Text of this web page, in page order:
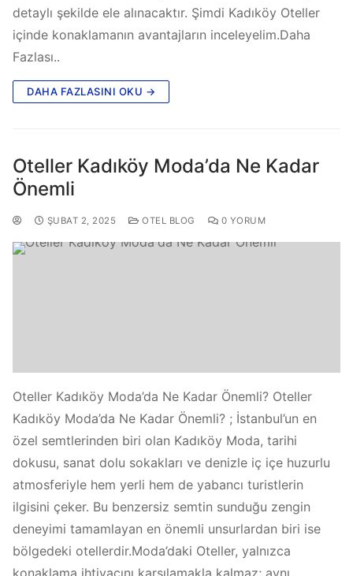
detaylı şekilde ele alınacaktır. Şimdi Kadıköy Oteller
içinde konaklamanın avantajların inceleyelim.Daha
Fazlası..
DAHA FAZLASINI OKU →
Oteller Kadıköy Moda’da Ne Kadar
Önemli
ŞUBAT 2, 2025 OTEL BLOG 0 YORUM
Oteller Kadıköy Moda’da Ne Kadar Önemli? Oteller
Kadıköy Moda’da Ne Kadar Önemli? ; İstanbul’un en
özel semtlerinden biri olan Kadıköy Moda, tarihi
dokusu, sanat dolu sokakları ve denizle iç içe huzurlu
atmosferiyle hem yerli hem de yabancı turistlerin
ilgisini çeker. Bu benzersiz semtin sunduğu zengin
deneyimi tamamlayan en önemli unsurlardan biri ise
bölgedeki otellerdir.Moda’daki Oteller, yalnızca